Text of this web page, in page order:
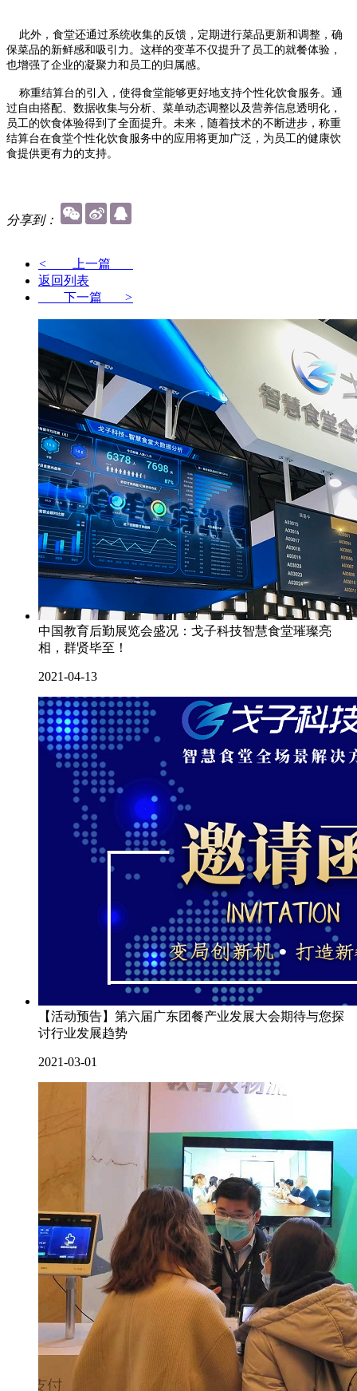
此外，食堂还通过系统收集的反馈，定期进行菜品更新和调整，确
保菜品的新鲜感和吸引力。这样的变革不仅提升了员工的就餐体验，
也增强了企业的凝聚力和员工的归属感。
称重结算台的引入，使得食堂能够更好地支持个性化饮食服务。通
过自由搭配、数据收集与分析、菜单动态调整以及营养信息透明化，
员工的饮食体验得到了全面提升。未来，随着技术的不断进步，称重
结算台在食堂个性化饮食服务中的应用将更加广泛，为员工的健康饮
食提供更有力的支持。
分享到：
< 上一篇
返回列表
下一篇 >
中国教育后勤展览会盛况：戈子科技智慧食堂璀璨亮
相，群贤毕至！
2021-04-13
【活动预告】第六届广东团餐产业发展大会期待与您探
讨行业发展趋势
2021-03-01